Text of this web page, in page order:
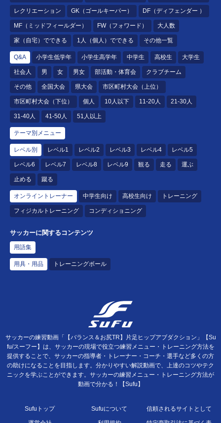
レクリエーション GK（ゴールキーパー） DF（ディフェンダー ）
MF（ミッドフィールダー） FW（フォワード） 大人数
家（自宅）でできる 1人（個人）でできる その他一覧
Q&A 小学生低学年 小学生高学年 中学生 高校生 大学生
社会人 男 女 男女 部活動・体育会 クラブチーム
その他 全国大会 県大会 市区町村大会（上位）
市区町村大会（下位） 個人 10人以下 11-20人 21-30人
31-40人 41-50人 51人以上
テーマ別メニュー
レベル別 レベル1 レベル2 レベル3 レベル4 レベル5
レベル6 レベル7 レベル8 レベル9 観る 走る 運ぶ
止める 蹴る
オンライントレーナー 中学生向け 高校生向け トレーニング
フィジカルトレーニング コンディショニング
サッカーに関するコンテンツ
用語集
用具・用品 トレーニングボール
サッカーの練習動画「【バランス＆お尻TR】片足ヒップアブダクション」【Su
fu/スーフー】は、サッカーの現場で役立つ練習メニュー・トレーニング方法を
提供することで、サッカーの指導者・トレーナー・コーチ・選手など多くの方
の助けになることを目指します。分かりやすい解説動画で、上達のコツやテク
ニックを学ぶことができます。サッカーの練習メニュー・トレーニング方法が
動画で分かる！【Sufu】
Sufuトップ Sufuについて 信頼されるサイトとして